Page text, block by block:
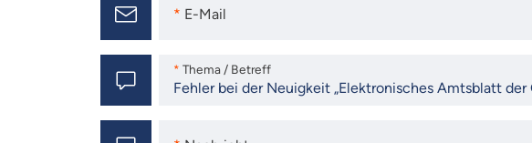
E-Mail E-Mail
Thema / Betreff
Thema / Betreff